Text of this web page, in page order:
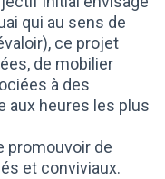
qui au sens de
ce projet
de mobilier
à des
aux heures les plus
promouvoir de
et conviviaux.